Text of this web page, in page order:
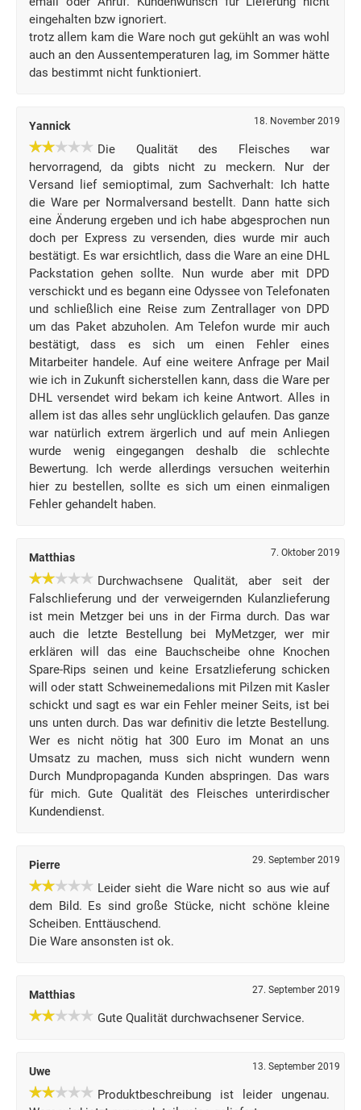
eingehalten bzw ignoriert.
trotz allem kam die Ware noch gut gekühlt an was wohl
auch an den Aussentemperaturen lag, im Sommer hätte
das bestimmt nicht funktioniert.
Yannick 18. November 2019
Die Qualität des Fleisches war
hervorragend, da gibts nicht zu meckern. Nur der
Versand lief semioptimal, zum Sachverhalt: Ich hatte
die Ware per Normalversand bestellt. Dann hatte sich
eine Änderung ergeben und ich habe abgesprochen nun
doch per Express zu versenden, dies wurde mir auch
bestätigt. Es war ersichtlich, dass die Ware an eine DHL
Packstation gehen sollte. Nun wurde aber mit DPD
verschickt und es begann eine Odyssee von Telefonaten
und schließlich eine Reise zum Zentrallager von DPD
um das Paket abzuholen. Am Telefon wurde mir auch
bestätigt, dass es sich um einen Fehler eines
Mitarbeiter handele. Auf eine weitere Anfrage per Mail
wie ich in Zukunft sicherstellen kann, dass die Ware per
DHL versendet wird bekam ich keine Antwort. Alles in
allem ist das alles sehr unglücklich gelaufen. Das ganze
war natürlich extrem ärgerlich und auf mein Anliegen
wurde wenig eingegangen deshalb die schlechte
Bewertung. Ich werde allerdings versuchen weiterhin
hier zu bestellen, sollte es sich um einen einmaligen
Fehler gehandelt haben.
Matthias 7. Oktober 2019
Durchwachsene Qualität, aber seit der
Falschlieferung und der verweigernden Kulanzlieferung
ist mein Metzger bei uns in der Firma durch. Das war
auch die letzte Bestellung bei MyMetzger, wer mir
erklären will das eine Bauchscheibe ohne Knochen
Spare-Rips seinen und keine Ersatzlieferung schicken
will oder statt Schweinemedalions mit Pilzen mit Kasler
schickt und sagt es war ein Fehler meiner Seits, ist bei
uns unten durch. Das war definitiv die letzte Bestellung.
Wer es nicht nötig hat 300 Euro im Monat an uns
Umsatz zu machen, muss sich nicht wundern wenn
Durch Mundpropaganda Kunden abspringen. Das wars
für mich. Gute Qualität des Fleisches unterirdischer
Kundendienst.
Pierre 29. September 2019
Leider sieht die Ware nicht so aus wie auf
dem Bild. Es sind große Stücke, nicht schöne kleine
Scheiben. Enttäuschend.
Die Ware ansonsten ist ok.
Matthias 27. September 2019
Gute Qualität durchwachsener Service.
Uwe 13. September 2019
Produktbeschreibung ist leider ungenau.